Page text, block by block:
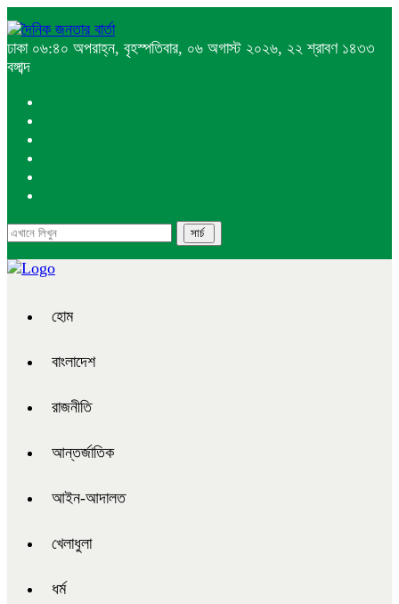
ঢাকা ০৬:৪০ অপরাহ্ন, বৃহস্পতিবার, ০৬ অগাস্ট ২০২৬, ২২ শ্রাবণ ১৪৩৩
বঙ্গাব্দ
হোম
বাংলাদেশ
রাজনীতি
আন্তর্জাতিক
আইন-আদালত
খেলাধুলা
ধর্ম